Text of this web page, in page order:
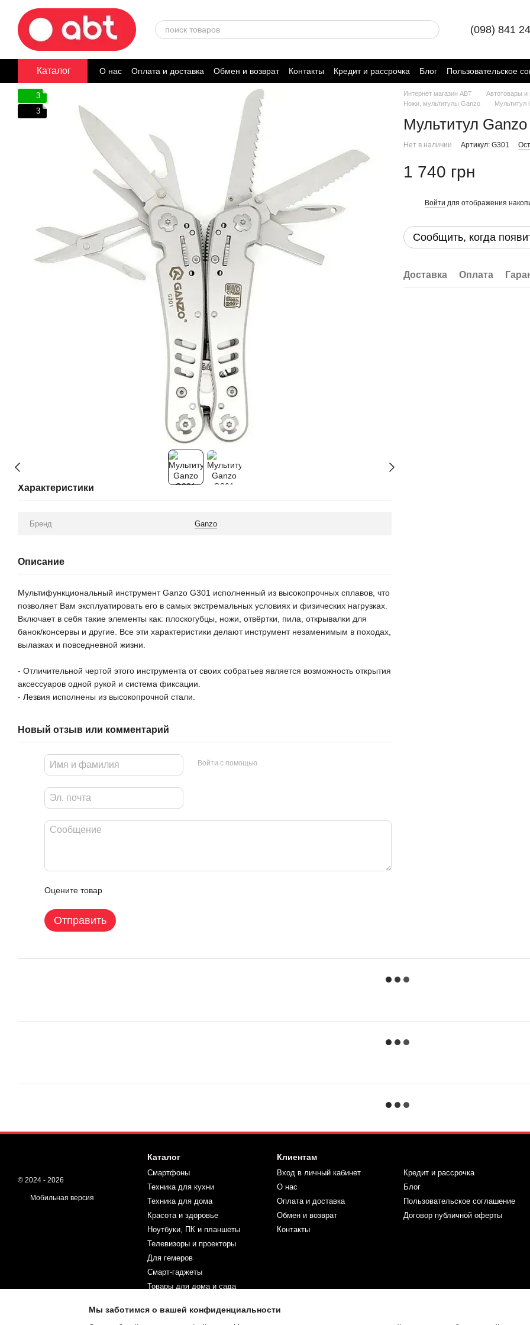
Перейти к основному контенту
(098) 841
Каталог О нас Оплата и доставка Обмен и возврат Контакты Кредит и рассрочка Блог
Пользовательское
Договор публичной оферты
3
3
Характеристики
Бренд Ganzo
Описание
Мультифункциональный инструмент Ganzo G301 исполненный из высокопрочных сплавов, что
позволяет Вам эксплуатировать его в самых экстремальных условиях и физических нагрузках.
Включает в себя такие элементы как: плоскогубцы, ножи, отвёртки, пила, открывалки для
банок/консервы и другие. Все эти характеристики делают инструмент незаменимым в походах,
вылазках и повседневной жизни.
- Отличительной чертой этого инструмента от своих собратьев является возможность открытия
аксессуаров одной рукой и система фиксации.
- Лезвия исполнены из высокопрочной стали.
Новый отзыв или комментарий
Войти с помощью
Оцените товар
Отправить
Интернет магазин ABT
Автотовары и
Ножи, мультитулы Ganzo
Мультитул
Мультитул
Нет в наличии Артикул: G301
1 740 грн
Войти для отображения
Сообщить, когда
Доставка Оплата
© 2024 - 2026
Мобильная версия
Каталог
Смартфоны
Техника для кухни
Техника для дома
Красота и здоровье
Ноутбуки, ПК и планшеты
Телевизоры и проекторы
Для гемеров
Смарт-гаджеты
Товары для дома и сада
Товары для детей
Клиентам
Вход в личный кабинет
О нас
Оплата и доставка
Обмен и возврат
Контакты
Кредит и рассрочка
Блог
Пользовательское соглашение
Договор публичной оферты
Мы заботимся о вашей конфиденциальности